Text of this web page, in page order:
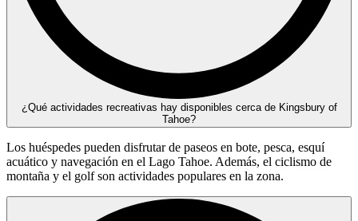
¿Qué actividades recreativas hay disponibles cerca de Kingsbury of
Tahoe?
Los huéspedes pueden disfrutar de paseos en bote, pesca, esquí
acuático y navegación en el Lago Tahoe. Además, el ciclismo de
montaña y el golf son actividades populares en la zona.